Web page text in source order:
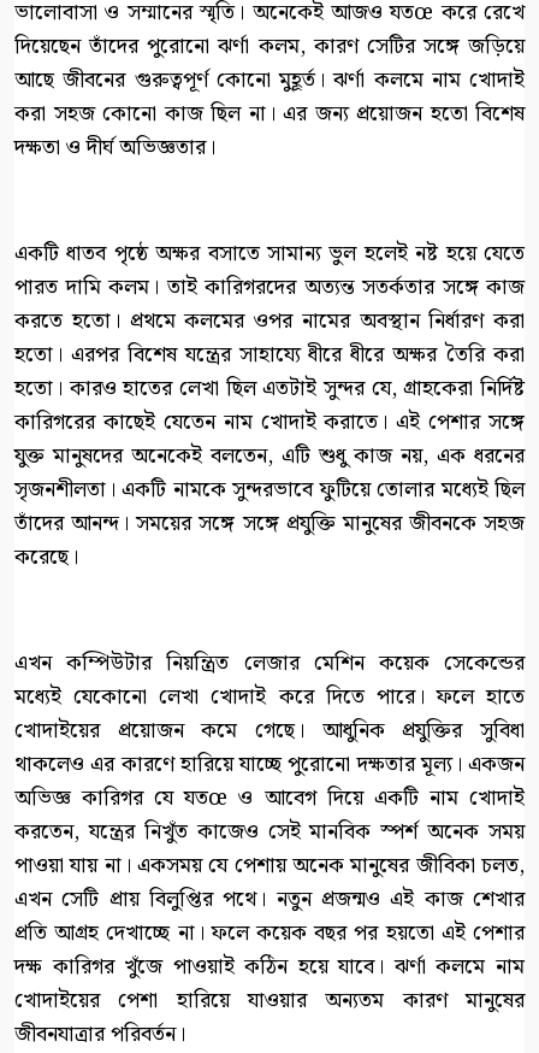
ভালোবাসা ও সম্মানের স্মৃতি। অনেকেই আজও যতœ করে রেখে
দিয়েছেন তাঁদের পুরোনো ঝর্ণা কলম, কারণ সেটির সঙ্গে জড়িয়ে
আছে জীবনের গুরুত্বপূর্ণ কোনো মুহূর্ত। ঝর্ণা কলমে নাম খোদাই
করা সহজ কোনো কাজ ছিল না। এর জন্য প্রয়োজন হতো বিশেষ
দক্ষতা ও দীর্ঘ অভিজ্ঞতার।
একটি ধাতব পৃষ্ঠে অক্ষর বসাতে সামান্য ভুল হলেই নষ্ট হয়ে যেতে
পারত দামি কলম। তাই কারিগরদের অত্যন্ত সতর্কতার সঙ্গে কাজ
করতে হতো। প্রথমে কলমের ওপর নামের অবস্থান নির্ধারণ করা
হতো। এরপর বিশেষ যন্ত্রের সাহায্যে ধীরে ধীরে অক্ষর তৈরি করা
হতো। কারও হাতের লেখা ছিল এতটাই সুন্দর যে, গ্রাহকেরা নির্দিষ্ট
কারিগরের কাছেই যেতেন নাম খোদাই করাতে। এই পেশার সঙ্গে
যুক্ত মানুষদের অনেকেই বলতেন, এটি শুধু কাজ নয়, এক ধরনের
সৃজনশীলতা। একটি নামকে সুন্দরভাবে ফুটিয়ে তোলার মধ্যেই ছিল
তাঁদের আনন্দ। সময়ের সঙ্গে সঙ্গে প্রযুক্তি মানুষের জীবনকে সহজ
করেছে।
এখন কম্পিউটার নিয়ন্ত্রিত লেজার মেশিন কয়েক সেকেন্ডের
মধ্যেই যেকোনো লেখা খোদাই করে দিতে পারে। ফলে হাতে
খোদাইয়ের প্রয়োজন কমে গেছে। আধুনিক প্রযুক্তির সুবিধা
থাকলেও এর কারণে হারিয়ে যাচ্ছে পুরোনো দক্ষতার মূল্য। একজন
অভিজ্ঞ কারিগর যে যতœ ও আবেগ দিয়ে একটি নাম খোদাই
করতেন, যন্ত্রের নিখুঁত কাজেও সেই মানবিক স্পর্শ অনেক সময়
পাওয়া যায় না। একসময় যে পেশায় অনেক মানুষের জীবিকা চলত,
এখন সেটি প্রায় বিলুপ্তির পথে। নতুন প্রজন্মও এই কাজ শেখার
প্রতি আগ্রহ দেখাচ্ছে না। ফলে কয়েক বছর পর হয়তো এই পেশার
দক্ষ কারিগর খুঁজে পাওয়াই কঠিন হয়ে যাবে। ঝর্ণা কলমে নাম
খোদাইয়ের পেশা হারিয়ে যাওয়ার অন্যতম কারণ মানুষের
জীবনযাত্রার পরিবর্তন।